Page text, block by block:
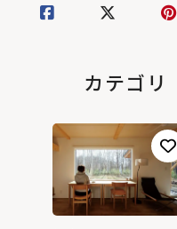
カテゴリ